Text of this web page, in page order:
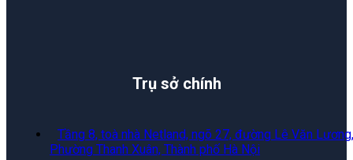
Trụ sở chính
Tầng 8, toà nhà Netland, ngõ 27, đường Lê Văn Lương,
Phường Thanh Xuân, Thành phố Hà Nội